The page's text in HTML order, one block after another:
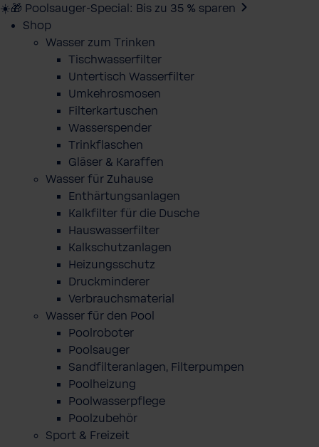
☀️🎁 Poolsauger-Special: Bis zu 35 % sparen
Shop
Wasser zum Trinken
Tischwasserfilter
Untertisch Wasserfilter
Umkehrosmosen
Filterkartuschen
Wasserspender
Trinkflaschen
Gläser & Karaffen
Wasser für Zuhause
Enthärtungsanlagen
Kalkfilter für die Dusche
Hauswasserfilter
Kalkschutzanlagen
Heizungsschutz
Druckminderer
Verbrauchsmaterial
Wasser für den Pool
Poolroboter
Poolsauger
Sandfilteranlagen, Filterpumpen
Poolheizung
Poolwasserpflege
Poolzubehör
Sport & Freizeit